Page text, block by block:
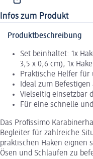
Infos zum Produkt
Produktbeschreibung
Set beinhaltet: 1x
3,5 x 0,6 cm), 1x
Praktische Helfer für
Ideal zum
Vielseitig einsetzbar
Für eine schnelle
Das Profissimo
Begleiter für zahlreiche
praktischen Haken eignen
Ösen und Schlaufen zu